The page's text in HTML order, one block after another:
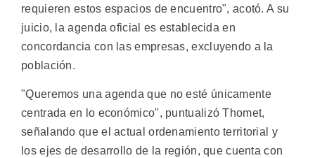
requieren estos espacios de encuentro", acotó. A su
juicio, la agenda oficial es establecida en
concordancia con las empresas, excluyendo a la
población.
"Queremos una agenda que no esté únicamente
centrada en lo económico", puntualizó Thomet,
señalando que el actual ordenamiento territorial y
los ejes de desarrollo de la región, que cuenta con